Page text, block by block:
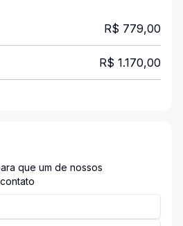
R$ 779,00
R$ 1.170,00
que um de nossos